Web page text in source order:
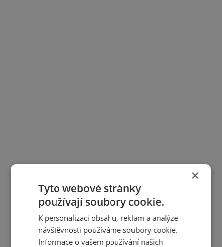
×
Tyto webové stránky
používají soubory cookie.
K personalizaci obsahu, reklam a analýze
návštěvnosti používáme soubory cookie.
Informace o vašem používání našich